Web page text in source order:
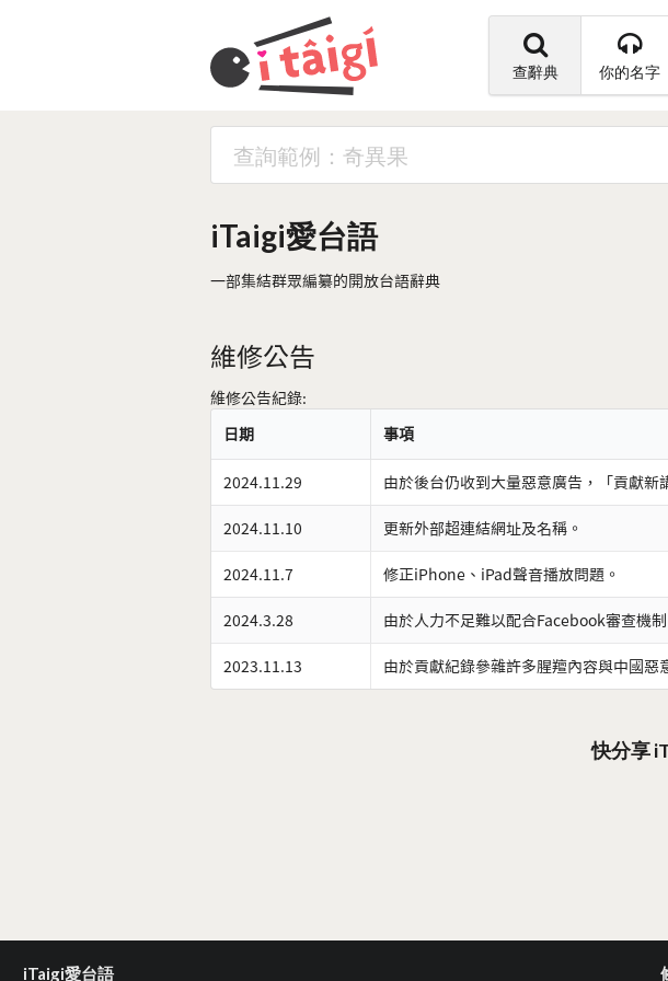
查辭典 你的名字
iTaigi愛台語
一部集結群眾編纂的開放台語辭典
維修公告
維修公告紀錄:
日期
事項
2024.11.29 由於後台仍收到大量惡意廣告，「貢獻新
2024.11.10 更新外部超連結網址及名稱。
2024.11.7 修正iPhone、iPad聲音播放問題。
2024.3.28 由於人力不足難以配合Facebook審查機
2023.11.13 由於貢獻紀錄參雜許多腥羶內容與中國惡
快分享
iTaigi愛台語